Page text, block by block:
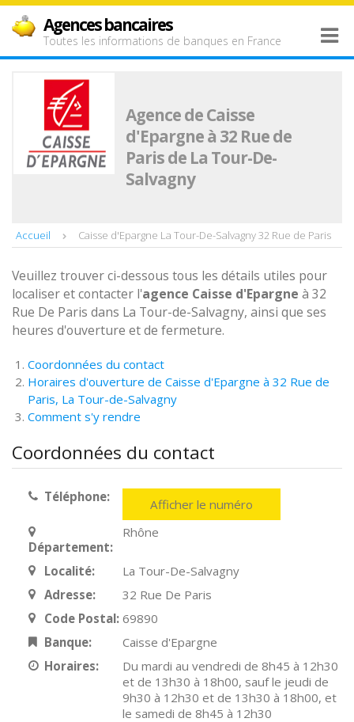
Agences bancaires
Toutes les informations de banques en France
Agence de Caisse
d'Epargne à 32 Rue de
Paris de La Tour-De-
Salvagny
Accueil Caisse d'Epargne La Tour-De-Salvagny 32 Rue de Paris
Veuillez trouver ci-dessous tous les détails utiles pour
localiser et contacter l'agence Caisse d'Epargne à 32
Rue De Paris dans La Tour-de-Salvagny, ainsi que ses
heures d'ouverture et de fermeture.
Coordonnées du contact
Horaires d'ouverture de Caisse d'Epargne à 32 Rue de
Paris, La Tour-de-Salvagny
Comment s'y rendre
Coordonnées du contact
Téléphone: Afficher le numéro
Département:
Rhône
Localité:
La Tour-De-Salvagny
Adresse:
32 Rue De Paris
Code Postal: 69890
Banque:
Caisse d'Epargne
Horaires:
Du mardi au vendredi de 8h45 à 12h30
et de 13h30 à 18h00, sauf le jeudi de
9h30 à 12h30 et de 13h30 à 18h00, et
le samedi de 8h45 à 12h30